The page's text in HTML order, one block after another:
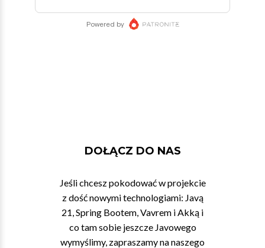
DOŁĄCZ DO NAS
Jeśli chcesz pokodować w projekcie
z dość nowymi technologiami: Javą
21, Spring Bootem, Vavrem i Akką i
co tam sobie jeszcze Javowego
wymyślimy, zapraszamy na naszego